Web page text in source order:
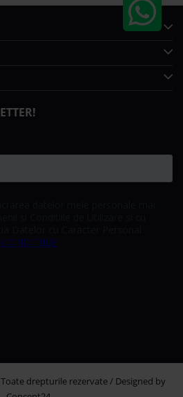
drepturile rezervate / Designed by